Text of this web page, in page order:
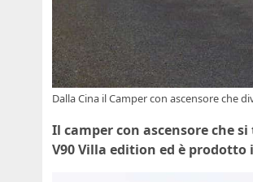
Dalla Cina il Camper con ascensore che
Il camper con ascensore che
V90 Villa edition ed è prodotto